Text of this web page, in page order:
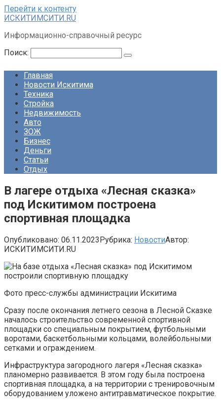
Перейти к контенту
ИСКИТИМСИТИ.RU
Информационно-справочный ресурс
Поиск:
Главная
Новости Искитима
Техника
Стройка
Недвижимость
Авто
ЗОЖ
Бизнес
Деньги
Статьи
Отдых
В лагере отдыха «Лесная сказка»
под Искитимом построена
спортивная площадка
Опубликовано: 06.11.2023Рубрика: НовостиАвтор:
ИСКИТИМСИТИ.RU
Фото пресс-службы администрации Искитима
Сразу после окончания летнего сезона в Лесной Сказке
началось строительство современной спортивной
площадки со специальным покрытием, футбольными
воротами, баскетбольными кольцами, волейбольными
сетками и ограждением.
Инфраструктура загородного лагеря «Лесная сказка»
планомерно развивается. В этом году была построена
спортивная площадка, а на территории с тренировочным
оборудованием уложено антитравматическое покрытие.